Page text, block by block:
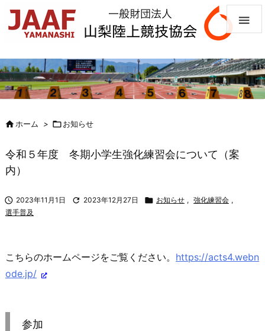

ホーム > お知らせ
令和５年度 冬期小学生強化練習会について（案
内）
 2023年11月1日  2023年12月27日  お知らせ , 強化練習会 ,
選手普及
こちらのホームページをご覧ください。 https://acts4.webn
ode.jp/
参加